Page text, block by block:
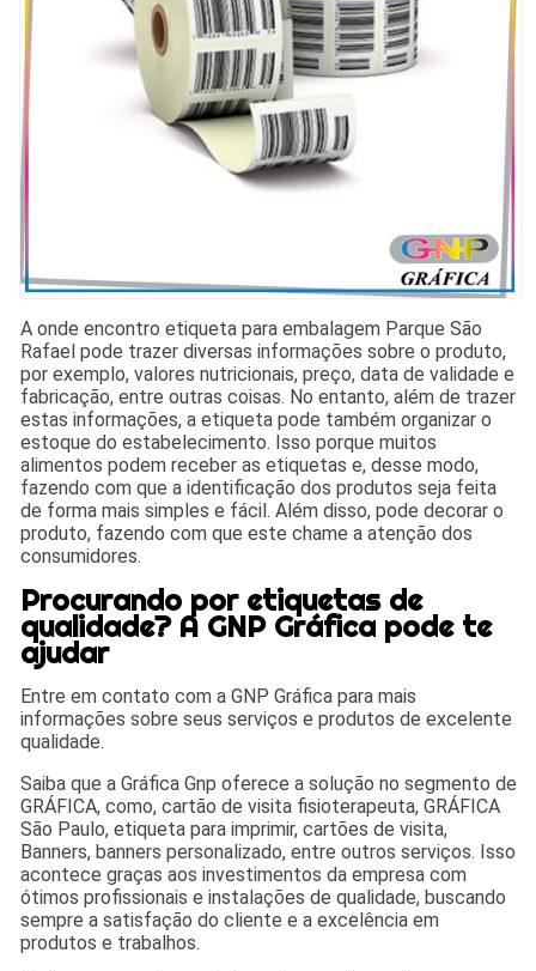
A onde encontro etiqueta para embalagem Parque São
Rafael pode trazer diversas informações sobre o produto,
por exemplo, valores nutricionais, preço, data de validade e
fabricação, entre outras coisas. No entanto, além de trazer
estas informações, a etiqueta pode também organizar o
estoque do estabelecimento. Isso porque muitos
alimentos podem receber as etiquetas e, desse modo,
fazendo com que a identificação dos produtos seja feita
de forma mais simples e fácil. Além disso, pode decorar o
produto, fazendo com que este chame a atenção dos
consumidores.
Procurando por etiquetas de
qualidade? A GNP Gráfica pode te
ajudar
Entre em contato com a GNP Gráfica para mais
informações sobre seus serviços e produtos de excelente
qualidade.
Saiba que a Gráfica Gnp oferece a solução no segmento de
GRÁFICA, como, cartão de visita fisioterapeuta, GRÁFICA
São Paulo, etiqueta para imprimir, cartões de visita,
Banners, banners personalizado, entre outros serviços. Isso
acontece graças aos investimentos da empresa com
ótimos profissionais e instalações de qualidade, buscando
sempre a satisfação do cliente e a excelência em
produtos e trabalhos.